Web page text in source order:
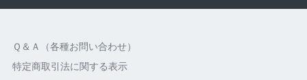
Ｑ＆Ａ（各種お問い合わせ）
特定商取引法に関する表示